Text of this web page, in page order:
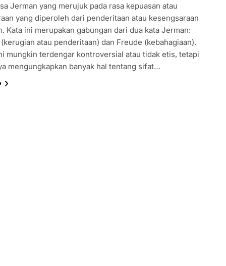
Jerman yang merujuk pada rasa kepuasan atau
yang diperoleh dari penderitaan atau kesengsaraan
Kata ini merupakan gabungan dari dua kata Jerman:
atau penderitaan) dan Freude (kebahagiaan).
mungkin terdengar kontroversial atau tidak etis, tetapi
mengungkapkan banyak hal tentang sifat…